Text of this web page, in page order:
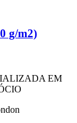
g/m2)
EM